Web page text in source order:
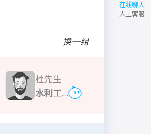
换一组
杜先生
水利工...
在线聊天
人工客服